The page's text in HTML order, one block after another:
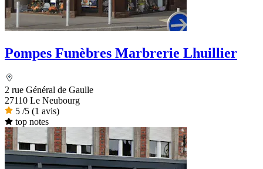
Pompes Funèbres Marbrerie Lhuillier
2 rue Général de Gaulle
27110 Le Neubourg
5 /5 (1 avis)
top notes